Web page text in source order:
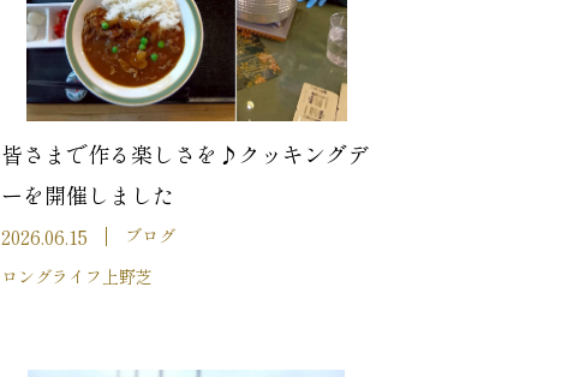
皆さまで作る楽しさを♪クッキングデ
ーを開催しました
2026.06.15
ブログ
ロングライフ上野芝